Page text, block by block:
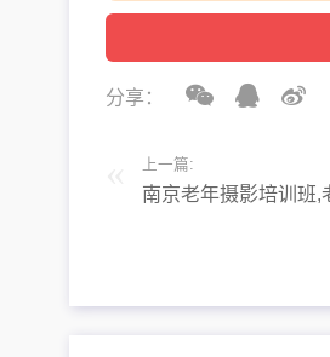
分享：
上一篇:
南京老年摄影培训班,